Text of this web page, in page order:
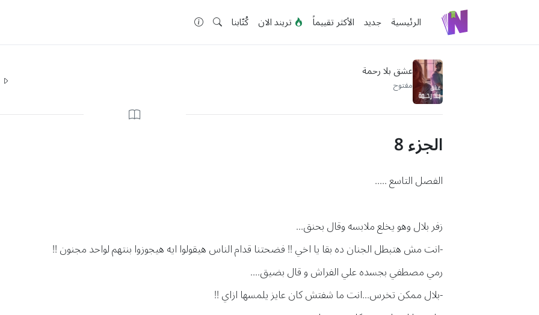
الرئيسية جديد الأكثر تقييماً تريند الان كُتّابنا
عشق بلا رحمة
مفتوح
الجزء 8
الفصل التاسع .....
زفر بلال وهو يخلع ملابسه وقال بحنق...
-انت مش هتبطل الجنان ده بقا يا اخي !! فضحتنا قدام الناس هيقولوا ايه هيجوزوا بنتهم لواحد مجنون !!
رمي مصطفي بجسده علي الفراش و قال بضيق....
-بلال ممكن تخرس...انت ما شفتش كان عايز يلمسها ازاي !!